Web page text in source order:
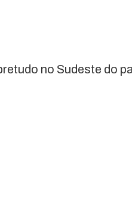
no Sudeste do